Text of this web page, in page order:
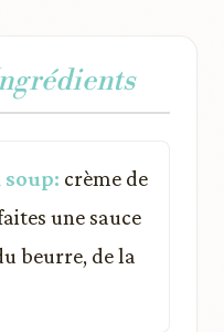
crème de
une sauce
beurre, de la